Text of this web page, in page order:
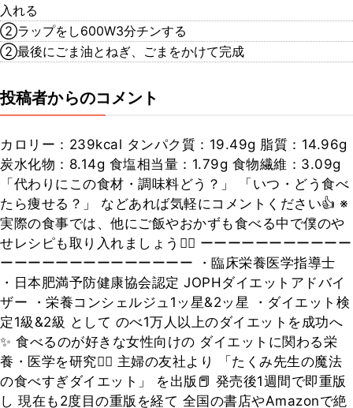
入れる
②ラップをし600W3分チンする
②最後にごま油とねぎ、ごまをかけて完成
投稿者からのコメント
カロリー：239kcal タンパク質：19.49g 脂質：14.96g
炭水化物：8.14g 食塩相当量：1.79g 食物繊維：3.09g
「代わりにこの食材・調味料どう？」 「いつ・どう食べ
たら痩せる？」 などあれば気軽にコメントください👍 ※
実際の食事では、他にご飯やおかずも食べる中で僕のや
せレシピも取り入れましょう🙆‍♂️ ーーーーーーーーーーー
ーーーーーーーーーーーーーー ・臨床栄養医学指導士
・日本肥満予防健康協会認定 JOPHダイエットアドバイ
ザー ・栄養コンシェルジュ1ッ星&2ッ星 ・ダイエット検
定1級&2級 として のべ1万人以上のダイエットを成功へ
✨ 食べるのが好きな女性向けの ダイエットに関わる栄
養・医学を研究👨‍⚕️ 主婦の友社より 「たくみ先生の魔法
の食べすぎダイエット」 を出版📕 発売後1週間で即重版
し 現在も2度目の重版を経て 全国の書店やAmazonで絶